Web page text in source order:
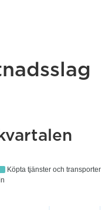
Köpta tjänster och transporter